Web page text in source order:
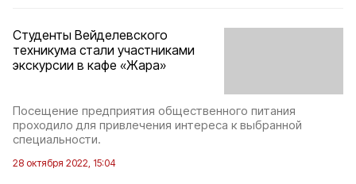
Студенты Вейделевского
техникума стали участниками
экскурсии в кафе «Жара»
Посещение предприятия общественного питания
проходило для привлечения интереса к выбранной
специальности.
28 октября 2022, 15:04